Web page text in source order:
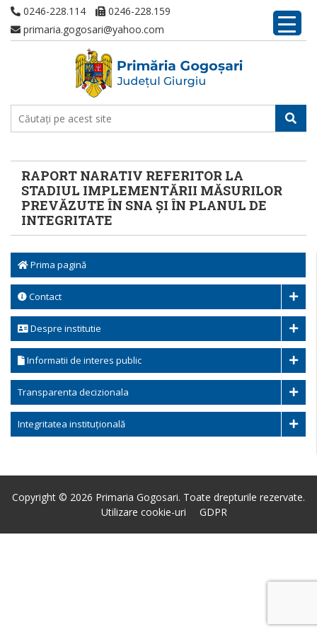
0246-228.114
0246-228.159
primaria.gogosari@yahoo.com
RAPORT NARATIV REFERITOR LA
STADIUL IMPLEMENTĂRII MĂSURILOR
PREVĂZUTE ÎN SNA ȘI ÎN PLANUL DE
INTEGRITATE
Prima pagină
Contact
Despre institutie
Informatii de interes public
Transparenta decizionala
Integritatea instituțională
Copyright © 2026 Primaria Gogosari. Toate drepturile rezervate.
Utilizare cookie-uri
GDPR